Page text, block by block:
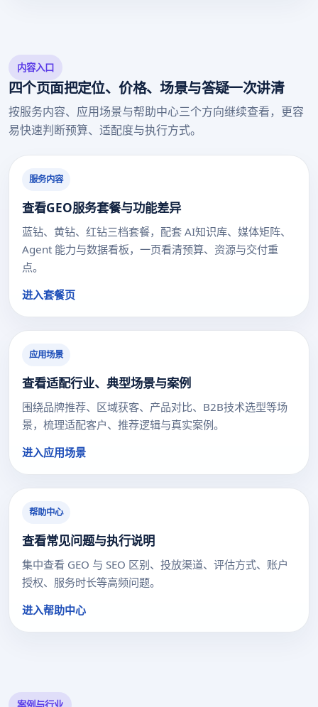
内容入口
四个页面把定位、价格、场景与答疑一次讲清
按服务内容、应用场景与帮助中心三个方向继续查看，更容
易快速判断预算、适配度与执行方式。
服务内容
查看GEO服务套餐与功能差异
蓝钻、黄钻、红钻三档套餐，配套 AI知识库、媒体矩阵、
Agent 能力与数据看板，一页看清预算、资源与交付重
点。
进入套餐页
应用场景
查看适配行业、典型场景与案例
围绕品牌推荐、区域获客、产品对比、B2B技术选型等场
景，梳理适配客户、推荐逻辑与真实案例。
进入应用场景
帮助中心
查看常见问题与执行说明
集中查看 GEO 与 SEO 区别、投放渠道、评估方式、账户
授权、服务时长等高频问题。
进入帮助中心